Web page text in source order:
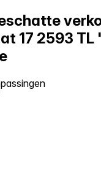
17 2593 TL